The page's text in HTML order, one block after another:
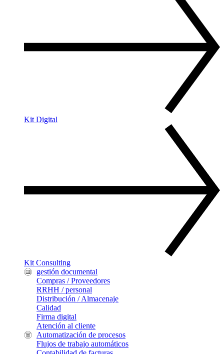
Kit Digital
Kit Consulting
gestión documental
Compras / Proveedores
RRHH / personal
Distribución / Almacenaje
Calidad
Firma digital
Atención al cliente
Automatización de procesos
Flujos de trabajo automáticos